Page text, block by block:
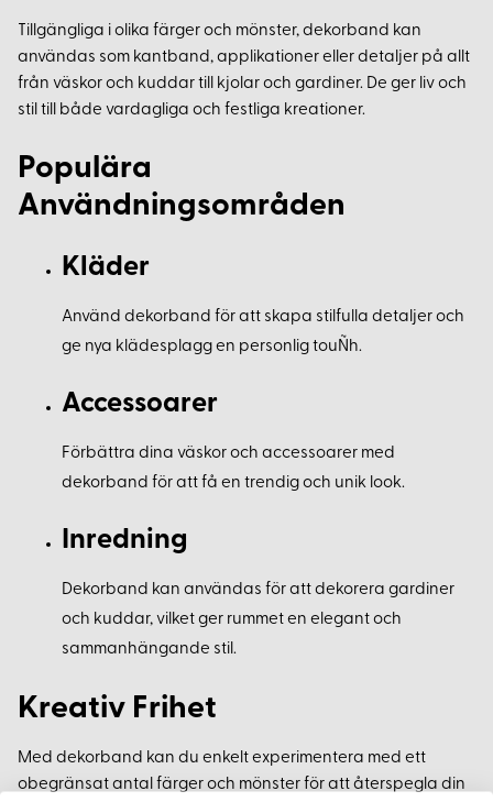
Tillgängliga i olika färger och mönster, dekorband kan
användas som kantband, applikationer eller detaljer på allt
från väskor och kuddar till kjolar och gardiner. De ger liv och
stil till både vardagliga och festliga kreationer.
Populära
Användningsområden
Kläder
Använd dekorband för att skapa stilfulla detaljer och
ge nya klädesplagg en personlig touÑh.
Accessoarer
Förbättra dina väskor och accessoarer med
dekorband för att få en trendig och unik look.
Inredning
Dekorband kan användas för att dekorera gardiner
och kuddar, vilket ger rummet en elegant och
sammanhängande stil.
Kreativ Frihet
Med dekorband kan du enkelt experimentera med ett
obegränsat antal färger och mönster för att återspegla din